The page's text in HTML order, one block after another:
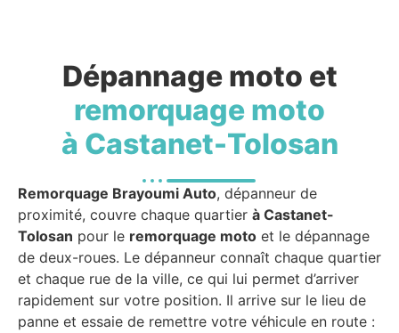
Dépannage moto et
remorquage moto
à Castanet-Tolosan
Remorquage Brayoumi Auto, dépanneur de
proximité, couvre chaque quartier à Castanet-
Tolosan pour le remorquage moto et le dépannage
de deux-roues. Le dépanneur connaît chaque quartier
et chaque rue de la ville, ce qui lui permet d’arriver
rapidement sur votre position. Il arrive sur le lieu de
panne et essaie de remettre votre véhicule en route :